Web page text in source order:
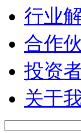
行业
合作
投资
关于